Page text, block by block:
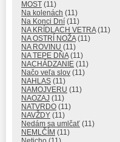
MOST (11)
Na kolenách (11)
Na Konci Dní (11)
NA KRÍDLACH VETRA(11)
NA OSTRÍ NOŽA(11)
NA ROVINU (11)
NA TEPE DŇA(11)
NACHÁDZANIE (11)
Načo veľa slov (11)
NAHLAS (11)
NAMOJVERU (11)
NAOZAJ (11)
NATVRDO (11)
NAVŽDY (11)
Nedám sa umlčať (11)
NEMLČÍM (11)